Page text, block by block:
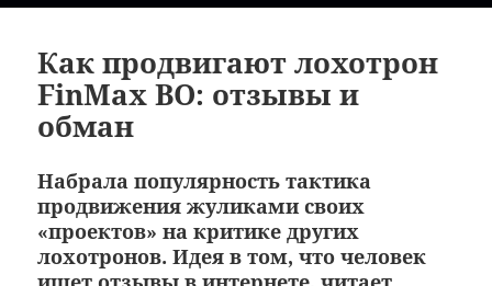
Как продвигают лохотрон
FinMax BO: отзывы и
обман
Набрала популярность тактика
продвижения жуликами своих
«проектов» на критике других
лохотронов. Идея в том, что человек